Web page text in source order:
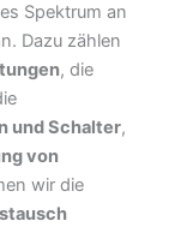
Spektrum an
Dazu zählen
, die
und Schalter,
von
wir die